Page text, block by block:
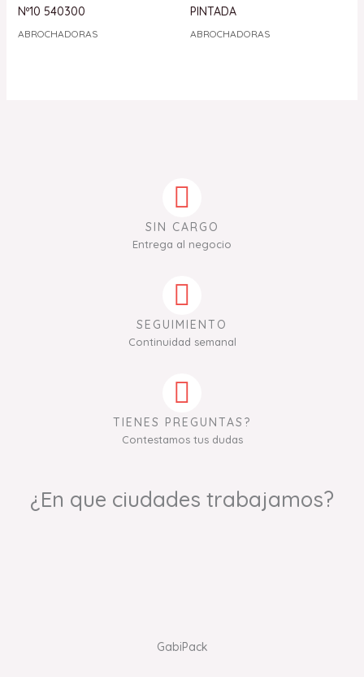
Nº10 540300
ABROCHADORAS
PINTADA
ABROCHADORAS
SIN CARGO
Entrega al negocio
SEGUIMIENTO
Continuidad semanal
TIENES PREGUNTAS?
Contestamos tus dudas
¿En que ciudades trabajamos?
GabiPack